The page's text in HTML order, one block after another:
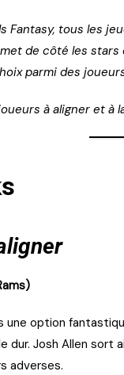
Fantasy, tous les
de côté les
parmi des
à aligner et à
une option
dur. Josh Allen sort
adverses.